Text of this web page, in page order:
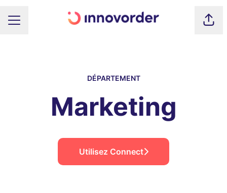
MENU CARRIÈRE
DÉPARTEMENT
Marketing
Utilisez Connect